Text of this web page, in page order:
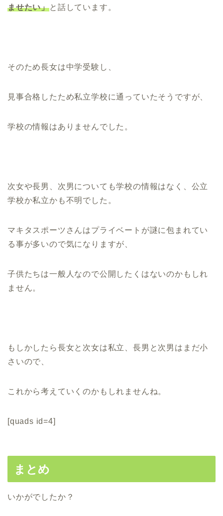
ませたい」と話しています。
そのため長女は中学受験し、
見事合格したため私立学校に通っていたそうですが、
学校の情報はありませんでした。
次女や長男、次男についても学校の情報はなく、公立
学校か私立かも不明でした。
マキタスポーツさんはプライベートが謎に包まれてい
る事が多いので気になりますが、
子供たちは一般人なので公開したくはないのかもしれ
ません。
もしかしたら長女と次女は私立、長男と次男はまだ小
さいので、
これから考えていくのかもしれませんね。
[quads id=4]
まとめ
いかがでしたか？